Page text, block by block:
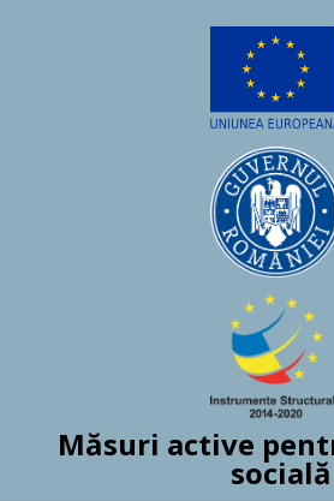
Măsuri active
socială